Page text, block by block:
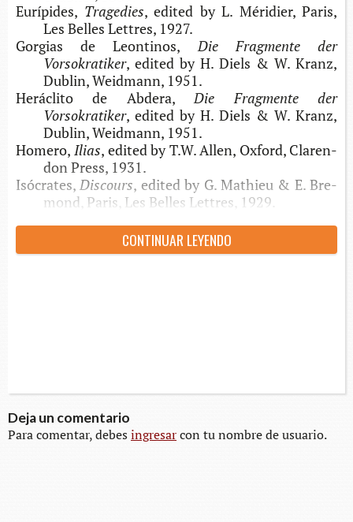
Eurípides, Tragedies, edi­ted by L. Méri­dier, Paris,
Les Belles Let­tres, 1927.
Gor­gias de Leontinos,Die Frag­men­te der
Vorsokratiker, edi­ted by H. Diels & W. Kranz,
Dublin, Weid­mann, 1951.
Herá­cli­to de Abdera,Die Frag­men­te der
Vorsokratiker, edi­ted by H. Diels & W. Kranz,
Dublin, Weid­mann, 1951.
Homero, Ilias, edi­ted by T.W. Allen, Oxford, Cla­ren­
don Press, 1931.
Isócrates,Discours, edi­ted by G. Mat­hieu & E. Bre­
mond, Paris, Les Belles Let­tres, 1929.
CON­TI­NUAR LEYENDO
Deja un comentario
Para comentar, debesingresarcon tu nombre de usuario.